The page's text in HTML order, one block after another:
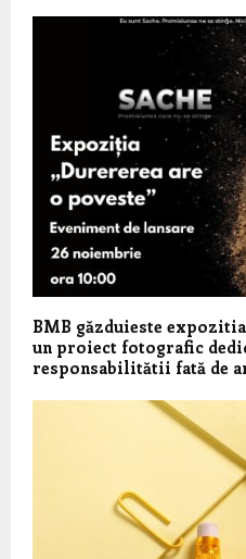
BMB găzduieste
un proiect fotografic
responsabilitătii fată de